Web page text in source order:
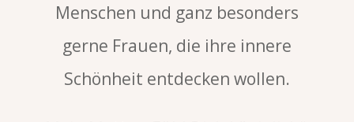
Menschen und ganz besonders
gerne Frauen, die ihre innere
Schönheit entdecken wollen.